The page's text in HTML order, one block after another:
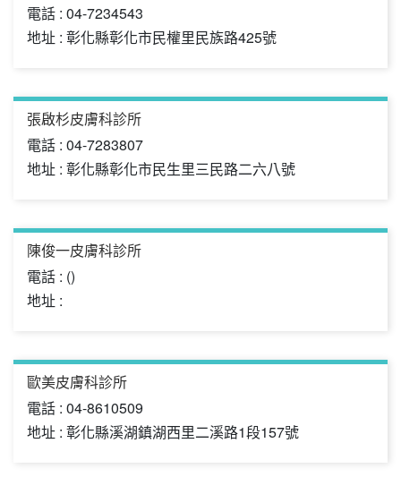
電話 : 04-7234543
地址 : 彰化縣彰化市民權里民族路425號
張啟杉皮膚科診所
電話 : 04-7283807
地址 : 彰化縣彰化市民生里三民路二六八號
陳俊一皮膚科診所
電話 : ()
地址 :
歐美皮膚科診所
電話 : 04-8610509
地址 : 彰化縣溪湖鎮湖西里二溪路1段157號